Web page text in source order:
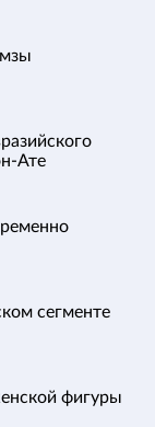
Ате
сегменте
фигуры